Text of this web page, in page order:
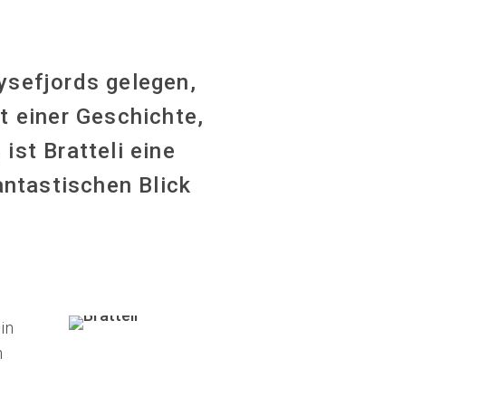
gelegen,
einer Geschichte,
ist Bratteli eine
Blick